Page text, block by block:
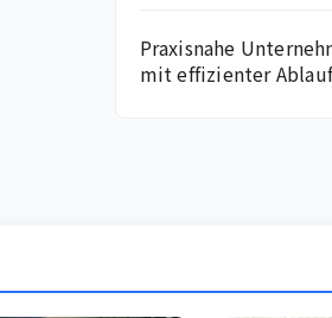
Praxisnahe
mit effizienter